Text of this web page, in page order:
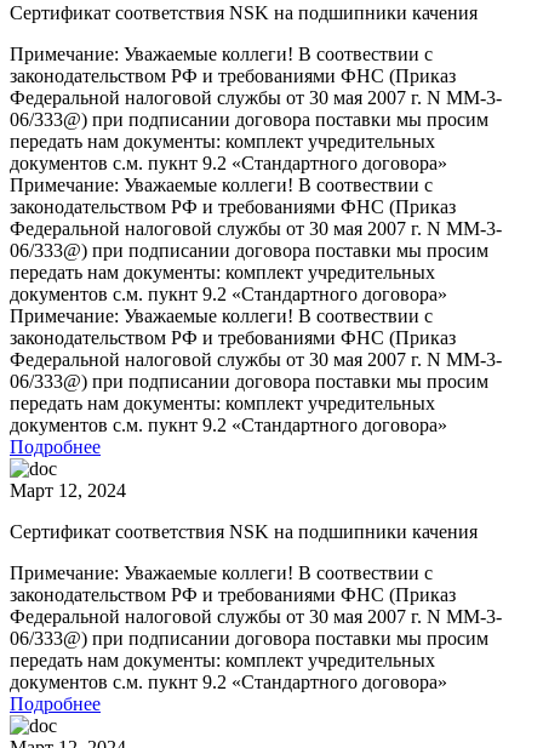
Сертификат соответствия NSK на подшипники качения
Примечание: Уважаемые коллеги! В соотвествии с
законодательством РФ и требованиями ФНС (Приказ
Федеральной налоговой службы от 30 мая 2007 г. N ММ-3-
06/333@) при подписании договора поставки мы просим
передать нам документы: комплект учредительных
документов с.м. пукнт 9.2 «Стандартного договора»
Примечание: Уважаемые коллеги! В соотвествии с
законодательством РФ и требованиями ФНС (Приказ
Федеральной налоговой службы от 30 мая 2007 г. N ММ-3-
06/333@) при подписании договора поставки мы просим
передать нам документы: комплект учредительных
документов с.м. пукнт 9.2 «Стандартного договора»
Примечание: Уважаемые коллеги! В соотвествии с
законодательством РФ и требованиями ФНС (Приказ
Федеральной налоговой службы от 30 мая 2007 г. N ММ-3-
06/333@) при подписании договора поставки мы просим
передать нам документы: комплект учредительных
документов с.м. пукнт 9.2 «Стандартного договора»
Подробнее
Март 12, 2024
Сертификат соответствия NSK на подшипники качения
Примечание: Уважаемые коллеги! В соотвествии с
законодательством РФ и требованиями ФНС (Приказ
Федеральной налоговой службы от 30 мая 2007 г. N ММ-3-
06/333@) при подписании договора поставки мы просим
передать нам документы: комплект учредительных
документов с.м. пукнт 9.2 «Стандартного договора»
Подробнее